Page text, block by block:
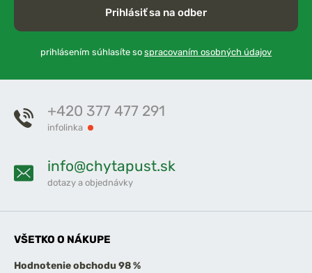
Prihlásiť sa na odber
prihlásením súhlasíte so spracovaním osobných údajov
+420 377 477 291
infolinka
info@chytapust.sk
dotazy a objednávky
VŠETKO O NÁKUPE
Hodnotenie obchodu 98 %